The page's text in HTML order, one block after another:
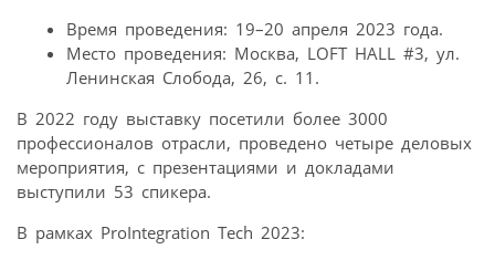
Время проведения: 19–20 апреля 2023 года.
Место проведения: Москва, LOFT HALL #3, ул.
Ленинская Слобода, 26, с. 11.
В 2022 году выставку посетили более 3000
профессионалов отрасли, проведено четыре деловых
мероприятия, с презентациями и докладами
выступили 53 спикера.
В рамках ProIntegration Tech 2023: